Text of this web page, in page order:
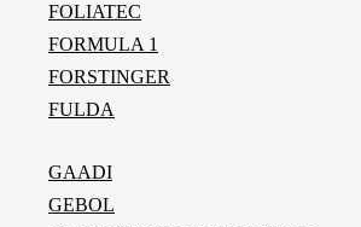
FOLIATEC
FORMULA 1
FORSTINGER
FULDA
GAADI
GEBOL